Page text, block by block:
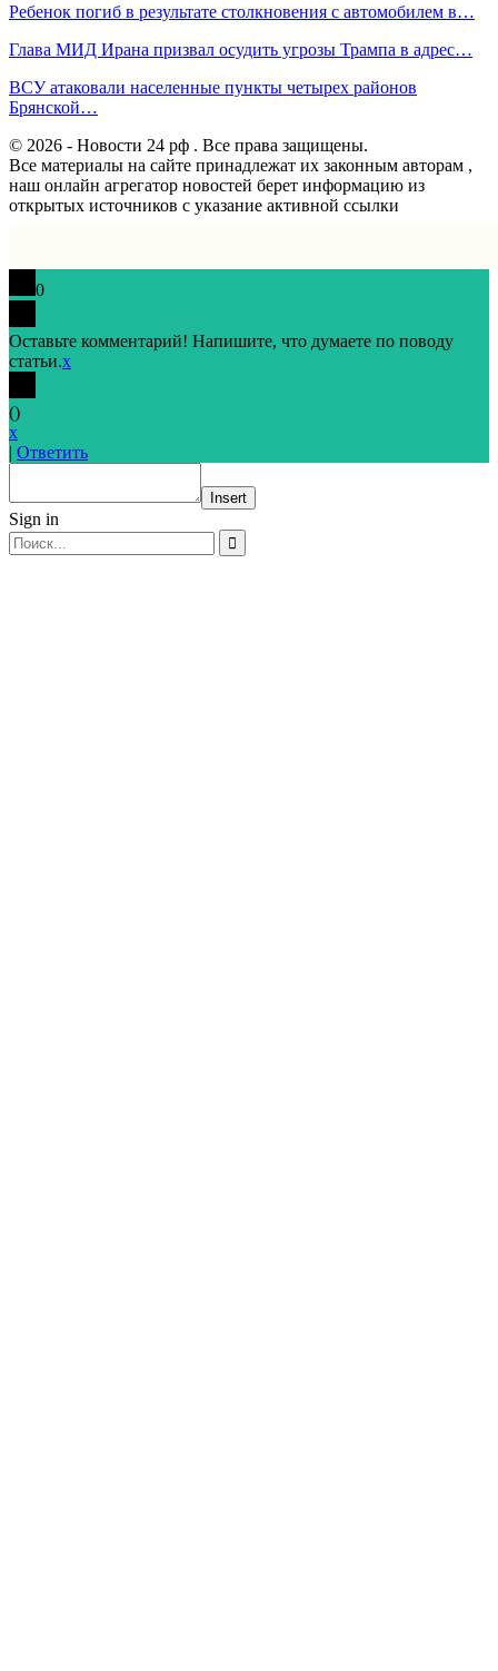
Ребенок погиб в результате столкновения с автомобилем в…
Глава МИД Ирана призвал осудить угрозы Трампа в адрес…
ВСУ атаковали населенные пункты четырех районов
Брянской…
© 2026 - Новости 24 рф . Все права защищены.
Все материалы на сайте принадлежат их законным авторам ,
наш онлайн агрегатор новостей берет информацию из
открытых источников с указание активной ссылки
0
Оставьте комментарий! Напишите, что думаете по поводу
статьи.x
()
x
| Ответить
Insert
Sign in